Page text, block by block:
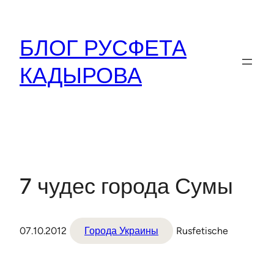
содержимому
БЛОГ РУСФЕТА
КАДЫРОВА
7 чудес города Сумы
07.10.2012 Города Украины Rusfetische